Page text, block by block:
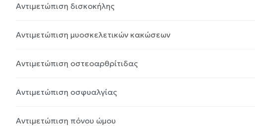
Αντιμετώπιση δισκοκήλης
Αντιμετώπιση μυοσκελετικών κακώσεων
Αντιμετώπιση οστεοαρθρίτιδας
Αντιμετώπιση οσφυαλγίας
Αντιμετώπιση πόνου ώμου